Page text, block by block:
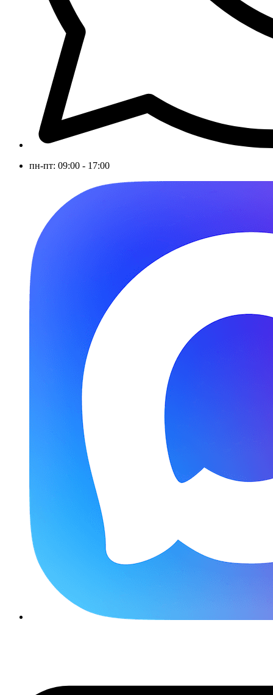
пн-пт: 09:00 - 17:00